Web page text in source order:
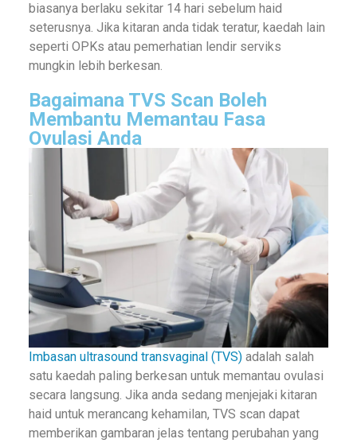
biasanya berlaku sekitar 14 hari sebelum haid
seterusnya. Jika kitaran anda tidak teratur, kaedah lain
seperti OPKs atau pemerhatian lendir serviks
mungkin lebih berkesan.
Bagaimana TVS Scan Boleh
Membantu Memantau Fasa
Ovulasi Anda
Imbasan ultrasound transvaginal (TVS) adalah salah
satu kaedah paling berkesan untuk memantau ovulasi
secara langsung. Jika anda sedang menjejaki kitaran
haid untuk merancang kehamilan, TVS scan dapat
memberikan gambaran jelas tentang perubahan yang